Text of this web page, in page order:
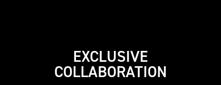
EXCLUSIVE
COLLABORATION